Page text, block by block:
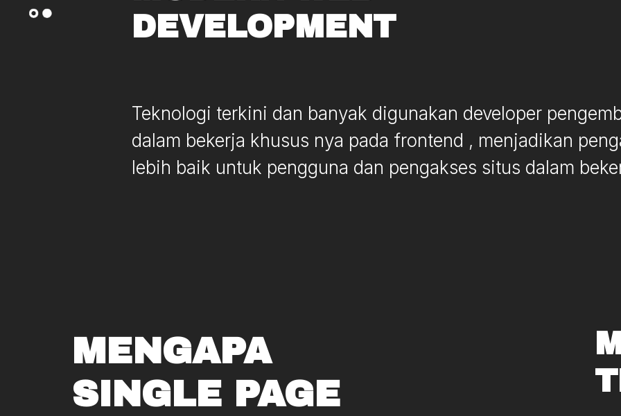
DEVELOPMENT
Teknologi terkini dan banyak digunakan developer
dalam bekerja khusus nya pada frontend , menjadikan
lebih baik untuk pengguna dan pengakses situs dalam
MENGAPA
SINGLE PAGE